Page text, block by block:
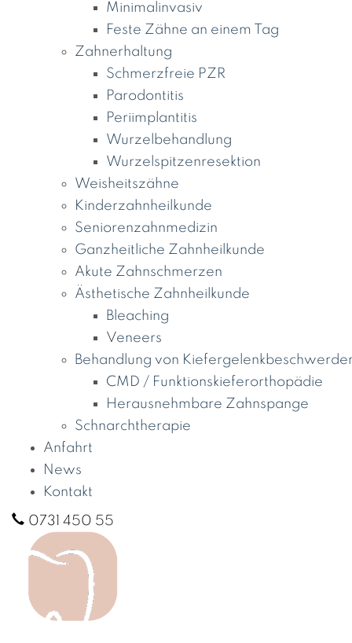
Minimalinvasiv
Feste Zähne an einem Tag
Zahnerhaltung
Schmerzfreie PZR
Parodontitis
Periimplantitis
Wurzelbehandlung
Wurzelspitzenresektion
Weisheitszähne
Kinderzahnheilkunde
Seniorenzahnmedizin
Ganzheitliche Zahnheilkunde
Akute Zahnschmerzen
Ästhetische Zahnheilkunde
Bleaching
Veneers
Behandlung von
CMD / Funktionskiefer­orthopädie
Herausnehmbare Zahnspange
Schnarchtherapie
Anfahrt
News
Kontakt
0731 450 55